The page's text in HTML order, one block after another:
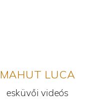
MAHUT LUCA
esküvői videós